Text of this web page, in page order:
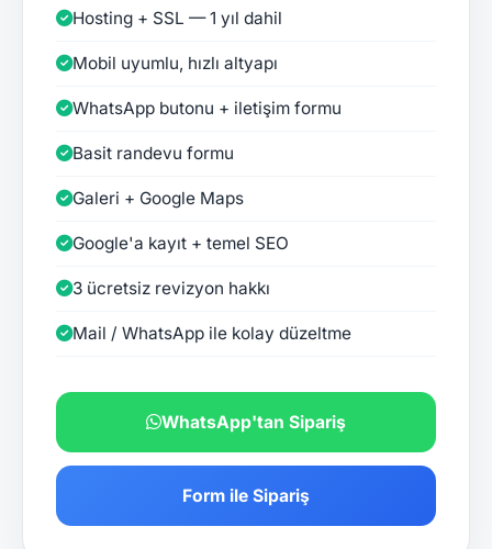
Hosting + SSL — 1 yıl dahil
Mobil uyumlu, hızlı altyapı
WhatsApp butonu + iletişim formu
Basit randevu formu
Galeri + Google Maps
Google'a kayıt + temel SEO
3 ücretsiz revizyon hakkı
Mail / WhatsApp ile kolay düzeltme
WhatsApp'tan Sipariş
Form ile Sipariş